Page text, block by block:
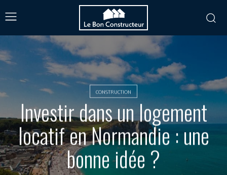
CONSTRUCTION
Investir dans un logement
locatif en Normandie : une
bonne idée ?